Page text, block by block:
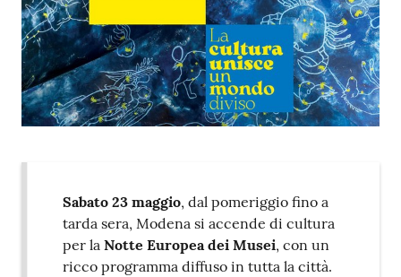
Sabato 23 maggio, dal pomeriggio fino a
tarda sera, Modena si accende di cultura
per laNotte Europea dei Musei, con un
ricco programma diffuso in tutta la città.